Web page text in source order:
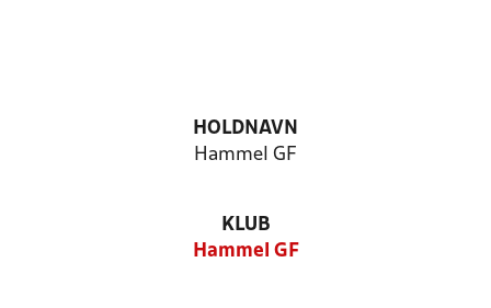
HOLDNAVN
Hammel GF
KLUB
Hammel GF